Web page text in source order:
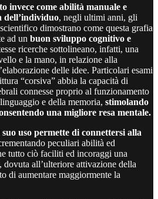
invece come abilità manuale e
dell’individuo, negli ultimi anni, gli
dimostrano come questa grafia
ad un buon sviluppo cognitivo e
ricerche sottolineano, infatti, una
e la mano, in relazione alla
delle idee. Particolari esami
“corsiva” abbia la capacità di
connesse proprio al funzionamento
e della memoria, stimolando
una migliore resa mentale.
suo uso permette di connettersi alla
peculiari abilità ed
tutto ciò faciliti ed incoraggi una
dovuta all’ulteriore attivazione della
di aumentare maggiormente la